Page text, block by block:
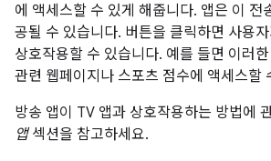
에 액세스할 수 있게 해줍니다. 앱은 이 전
공될 수 있습니다. 버튼을 클릭하면 사용
상호작용할 수 있습니다. 예를 들면 이러
관련 웹페이지나 스포츠 점수에 액세스할
방송 앱이 TV 앱과 상호작용하는 방법에
앱섹션을 참고하세요.